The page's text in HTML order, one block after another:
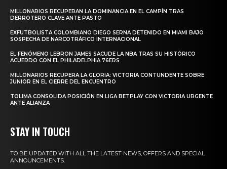
MILLONARIOS RECUPERAN LA DOMINANCIA EN EL CAMPÍN TRAS
DERROTERO CLAVE ANTE PASTO
EXFUTBOLISTA COLOMBIANO DIEGO SERNA DETENIDO EN MIAMI BAJO
SOSPECHA DE NARCOTRÁFICO INTERNACIONAL
EL FENÓMENO LEBRON JAMES SACUDE LA NBA TRAS SU HISTÓRICO
ACUERDO CON EL PHILADELPHIA 76ERS
MILLONARIOS RECUPERA LA GLORIA: VICTORIA CONTUNDENTE SOBRE
JUNIOR EN EL CIERRE DEL ENCUENTRO
TOLIMA CONSOLIDA POSICIÓN EN LIGA BETPLAY CON VICTORIA URGENTE
ANTE ALIANZA
STAY IN TOUCH
TO BE UPDATED WITH ALL THE LATEST NEWS, OFFERS AND SPECIAL
ANNOUNCEMENTS.